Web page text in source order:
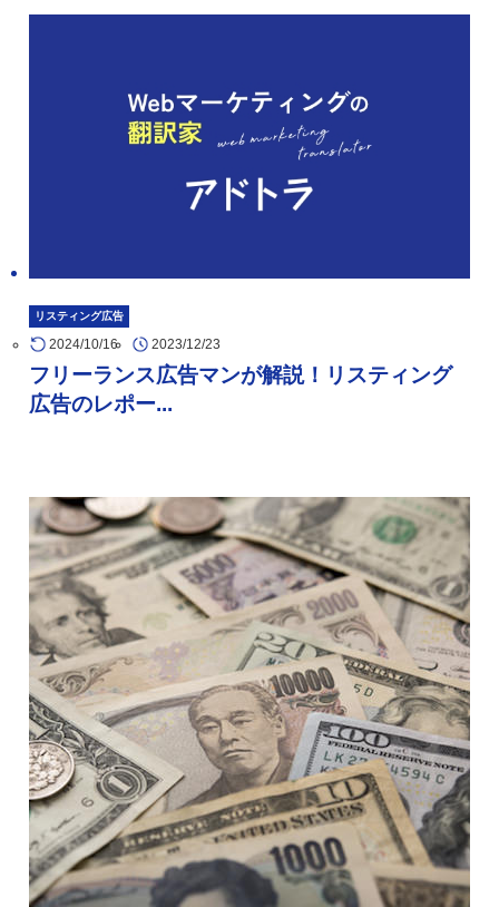
リスティング広告
2024/10/16 2023/12/23
フリーランス広告マンが解説！リスティング
広告のレポー...